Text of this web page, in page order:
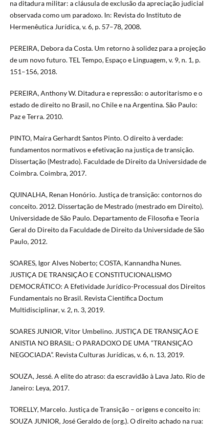
na ditadura militar: a cláusula de exclusão da apreciação judicial
observada como um paradoxo. In: Revista do Instituto de
Hermenêutica Jurídica, v. 6, p. 57–78, 2008.
PEREIRA, Debora da Costa. Um retorno à solidez para a projeção
de um novo futuro. TEL Tempo, Espaço e Linguagem, v. 9, n. 1, p.
151–156, 2018.
PEREIRA, Anthony W. Ditadura e repressão: o autoritarismo e o
estado de direito no Brasil, no Chile e na Argentina. São Paulo:
Paz e Terra. 2010.
PINTO, Maíra Gerhardt Santos Pinto. O direito à verdade:
fundamentos normativos e efetivação na justiça de transição.
Dissertação (Mestrado). Faculdade de Direito da Universidade de
Coimbra. Coimbra, 2017.
QUINALHA, Renan Honório. Justiça de transição: contornos do
conceito. 2012. Dissertação de Mestrado (mestrado em Direito).
Universidade de São Paulo. Departamento de Filosofia e Teoria
Geral do Direito da Faculdade de Direito da Universidade de São
Paulo, 2012.
SOARES, Igor Alves Noberto; COSTA, Kannandha Nunes.
JUSTIÇA DE TRANSIÇÃO E CONSTITUCIONALISMO
DEMOCRÁTICO: A Efetividade Jurídico-Processual dos Direitos
Fundamentais no Brasil. Revista Científica Doctum
Multidisciplinar, v. 2, n. 3, 2019.
SOARES JUNIOR, Vitor Umbelino. JUSTIÇA DE TRANSIÇÃO E
ANISTIA NO BRASIL: O PARADOXO DE UMA “TRANSIÇÃO
NEGOCIADA”. Revista Culturas Jurídicas, v. 6, n. 13, 2019.
SOUZA, Jessé. A elite do atraso: da escravidão à Lava Jato. Rio de
Janeiro: Leya, 2017.
TORELLY, Marcelo. Justiça de Transição – origens e conceito in:
SOUZA JUNIOR, José Geraldo de (org.). O direito achado na rua: